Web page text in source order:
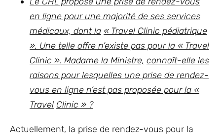
en ligne pour une majorité de ses services
médicaux, dont la « Travel Clinic pédiatrique
». Une telle offre n’existe pas pour la « Travel
Clinic ». Madame la Ministre, connaît-elle les
raisons pour lesquelles une prise de rendez-
vous en ligne n’est pas proposée pour la «
Travel Clinic » ?
Actuellement, la prise de rendez-vous pour la